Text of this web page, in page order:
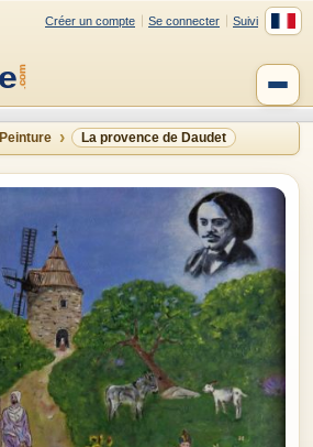
Créer un compte Se connecter Suivi
Peinture La provence de Daudet